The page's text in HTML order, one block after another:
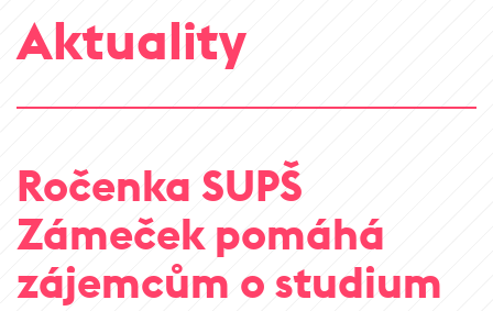
Aktuality
Ročenka SUPŠ
Zámeček pomáhá
zájemcům o studium